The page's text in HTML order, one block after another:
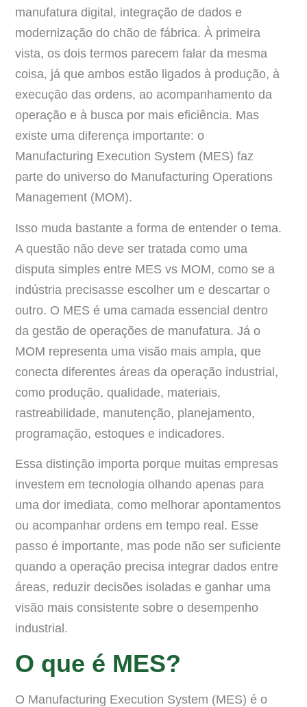
manufatura digital, integração de dados e
modernização do chão de fábrica. À primeira
vista, os dois termos parecem falar da mesma
coisa, já que ambos estão ligados à produção, à
execução das ordens, ao acompanhamento da
operação e à busca por mais eficiência. Mas
existe uma diferença importante: o
Manufacturing Execution System (MES) faz
parte do universo do Manufacturing Operations
Management (MOM).
Isso muda bastante a forma de entender o tema.
A questão não deve ser tratada como uma
disputa simples entre MES vs MOM, como se a
indústria precisasse escolher um e descartar o
outro. O MES é uma camada essencial dentro
da gestão de operações de manufatura. Já o
MOM representa uma visão mais ampla, que
conecta diferentes áreas da operação industrial,
como produção, qualidade, materiais,
rastreabilidade, manutenção, planejamento,
programação, estoques e indicadores.
Essa distinção importa porque muitas empresas
investem em tecnologia olhando apenas para
uma dor imediata, como melhorar apontamentos
ou acompanhar ordens em tempo real. Esse
passo é importante, mas pode não ser suficiente
quando a operação precisa integrar dados entre
áreas, reduzir decisões isoladas e ganhar uma
visão mais consistente sobre o desempenho
industrial.
O que é MES?
O Manufacturing Execution System (MES) é o